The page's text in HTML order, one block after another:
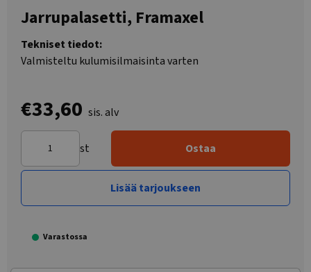
Jarrupalasetti, Framaxel
Tekniset tiedot:
Valmisteltu kulumisilmaisinta varten
€33,60 sis. alv
st Ostaa
Lisää tarjoukseen
Varastossa